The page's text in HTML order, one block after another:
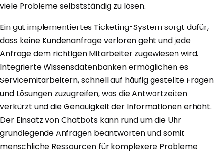
viele Probleme selbstständig zu lösen.
Ein gut implementiertes Ticketing-System sorgt dafür,
dass keine Kundenanfrage verloren geht und jede
Anfrage dem richtigen Mitarbeiter zugewiesen wird.
Integrierte Wissensdatenbanken ermöglichen es
Servicemitarbeitern, schnell auf häufig gestellte Fragen
und Lösungen zuzugreifen, was die Antwortzeiten
verkürzt und die Genauigkeit der Informationen erhöht.
Der Einsatz von Chatbots kann rund um die Uhr
grundlegende Anfragen beantworten und somit
menschliche Ressourcen für komplexere Probleme